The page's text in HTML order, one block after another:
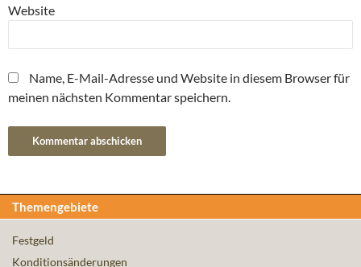
Website
Name, E-Mail-Adresse und Website in diesem Browser für
meinen nächsten Kommentar speichern.
Themengebiete
Festgeld
Konditionsänderungen